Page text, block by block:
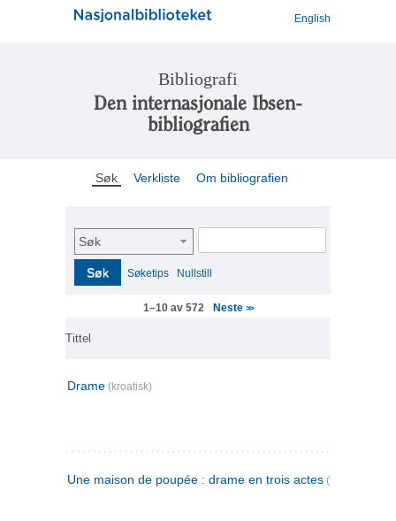
English
Bibliografi
Den internasjonale Ibsen-
bibliografien
Søk Verkliste Om bibliografien
Søk
Søk Søketips Nullstill
1–10 av 572 Neste >>
Tittel
Drame (kroatisk)
Une maison de poupée : drame en trois actes (fransk)